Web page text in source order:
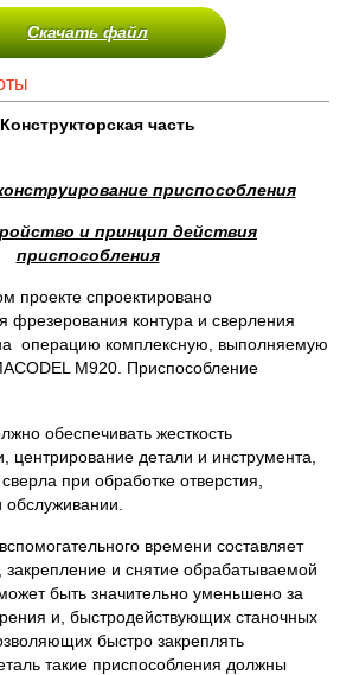
Скачать файл
часть
приспособления
и принцип действия
приспособления
проекте спроектировано
фрезерования контура и сверления
операцию комплексную, выполняемую
M920. Приспособление
обеспечивать жесткость
центрирование детали и инструмента,
при обработке отверстия,
обслуживании.
времени составляет
закрепление и снятие обрабатываемой
быть значительно уменьшено за
и, быстродействующих станочных
быстро закреплять
такие приспособления должны